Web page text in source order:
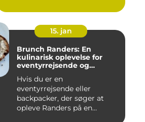
15. jan
Brunch Randers: En
kulinarisk oplevelse for
eventyrrejsende og
Hvis du er en
eventyrrejsende eller
backpacker, der søger at
opleve Randers på en